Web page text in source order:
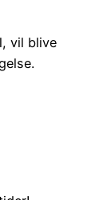
vil blive